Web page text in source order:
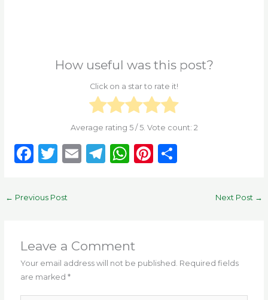
How useful was this post?
Click on a star to rate it!
Average rating 5/ 5. Vote count: 2
F
c
o
o
k
T
it
E T
m
W
p
p
Pi S
← Previous Post Next Post →
Leave a Comment
Your email address will not be published. Required fields
are marked*